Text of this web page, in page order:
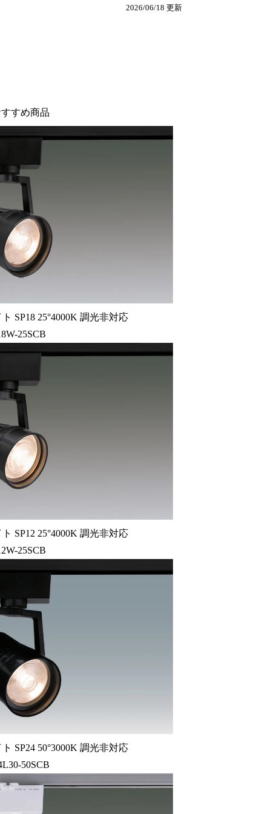
2026/06/18 更新
すめ商品
SP18 25°4000K 調光非対応
25SCB
SP12 25°4000K 調光非対応
25SCB
SP24 50°3000K 調光非対応
50SCB